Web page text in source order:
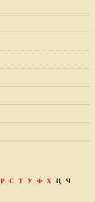
Р С Т У Ф Х Ц
Ч